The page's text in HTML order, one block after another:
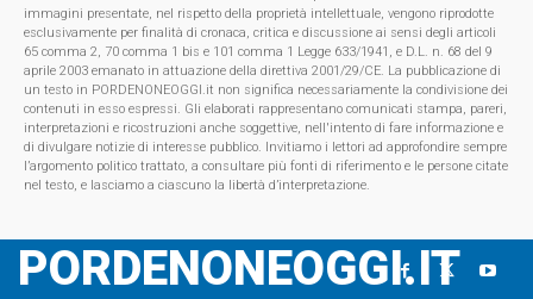
immagini presentate, nel rispetto della proprietà intellettuale, vengono riprodotte
esclusivamente per finalità di cronaca, critica e discussione ai sensi degli articoli
65 comma 2, 70 comma 1 bis e 101 comma 1 Legge 633/1941, e D.L. n. 68 del 9
aprile 2003 emanato in attuazione della direttiva 2001/29/CE. La pubblicazione di
un testo in PORDENONEOGGI.it non significa necessariamente la condivisione dei
contenuti in esso espressi. Gli elaborati rappresentano comunicati stampa, pareri,
interpretazioni e ricostruzioni anche soggettive, nell'intento di fare informazione e
di divulgare notizie di interesse pubblico. Invitiamo i lettori ad approfondire sempre
l’argomento politico trattato, a consultare più fonti di riferimento e le persone citate
nel testo, e lasciamo a ciascuno la libertà d’interpretazione.
PORDENONEOGGI.IT